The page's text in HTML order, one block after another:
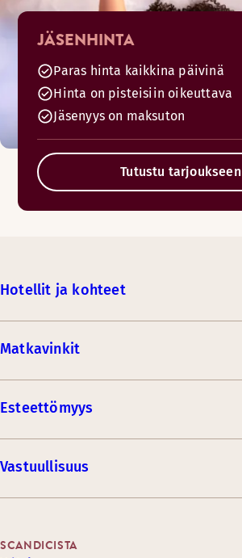
JÄSENHINTA
Paras hinta kaikkina päivinä
Hinta on pisteisiin oikeuttava
Jäsenyys on maksuton
Tutustu tarjoukseen
Hotellit ja kohteet
Matkavinkit
Esteettömyys
Vastuullisuus
SCANDICISTA